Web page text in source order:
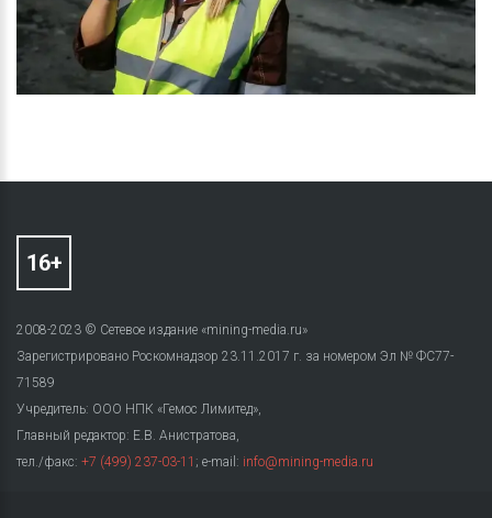
2008-2023 © Сетевое издание «mining-media.ru»
Зарегистрировано Роскомнадзор 23.11.2017 г. за номером Эл № ФС77-
71589
Учредитель: ООО НПК «Гемос Лимитед»,
Главный редактор: Е.В. Анистратова,
тел./факс: +7 (499) 237-03-11 ; e-mail: info@mining-media.ru